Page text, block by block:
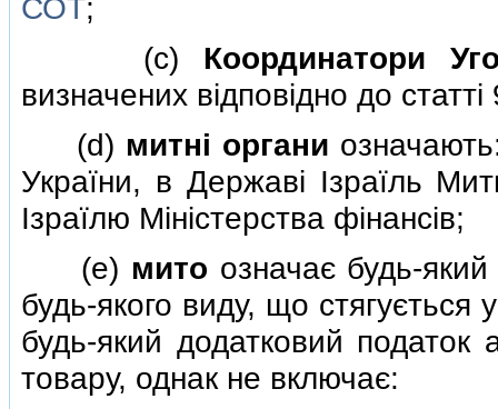
СОТ;
(c) Координатори
визначених вiдповiдно до
(d) митнi органи
України, в Державi Iзраїль
Iзраїлю Мiнiстерства фiнансiв;
(e) мито означає будь-
будь-якого виду, що
будь-який додатковий
товару, однак не включає: